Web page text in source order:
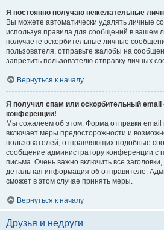
Я постоянно получаю нежелательные
Вы можете автоматически удалять личные
используя правила для сообщений в вашем
получаете оскорбительные личные
пользователя, отправьте жалобы на
запретить пользователю отправку личных
Вернуться к началу
Я получил спам или оскорбительный email
конференции!
Мы сожалеем об этом. Форма отправки
включает меры предосторожности и
пользователей, отправляющих подобные
сообщение администратору конференции с
письма. Очень важно включить все
детальная информация об отправителе.
сможет в этом случае принять меры.
Вернуться к началу
Друзья и недруги